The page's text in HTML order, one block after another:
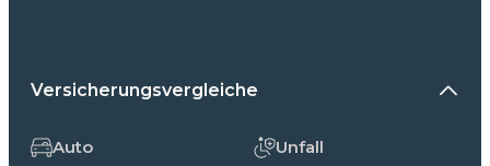
Versicherungsvergleiche
Auto
Unfall